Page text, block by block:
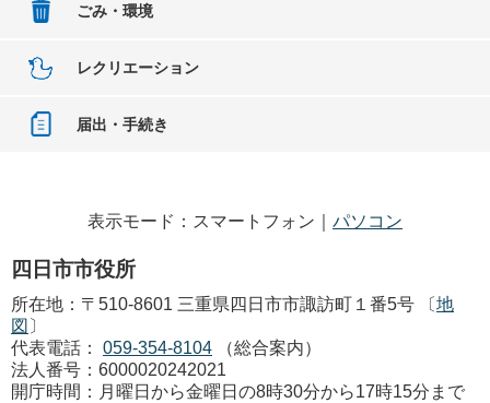
ごみ・環境
レクリエーション
届出・手続き
表示モード：スマートフォン｜ パソコン
四日市市役所
所在地：〒510-8601 三重県四日市市諏訪町１番5号 〔 地
図 〕
代表電話：
059-354-8104
（総合案内）
法人番号：6000020242021
開庁時間：月曜日から金曜日の8時30分から17時15分まで